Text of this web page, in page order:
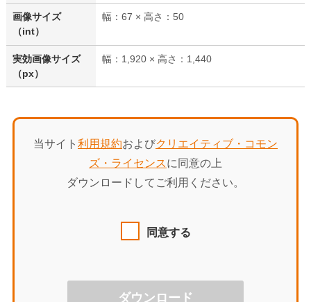
画像サイズ
（int）
幅：67 × 高さ：50
実効画像サイズ
（px）
幅：1,920 × 高さ：1,440
当サイト 利用規約およびクリエイティブ・コモン
ズ・ライセンスに同意の上
ダウンロードしてご利用ください。
同意する